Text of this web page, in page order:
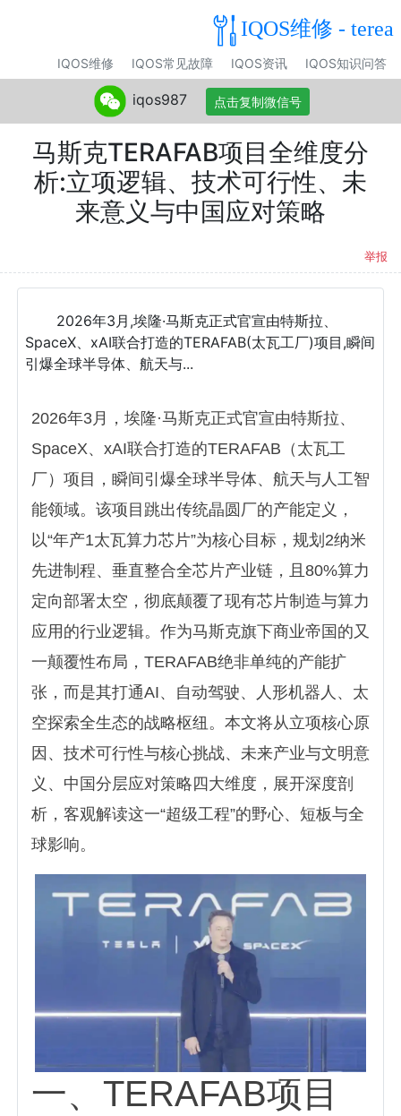
IQOS维修 - terea
IQOS维修 IQOS常见故障 IQOS资讯 IQOS知识问答
马斯克TERAFAB项目全维度分
析:立项逻辑、技术可行性、未
来意义与中国应对策略
举报
2026年3月,埃隆·马斯克正式官宣由特斯拉、
SpaceX、xAI联合打造的TERAFAB(太瓦工厂)项目,瞬间
引爆全球半导体、航天与...
2026年3月，埃隆·马斯克正式官宣由特斯拉、
SpaceX、xAI联合打造的TERAFAB（太瓦工
厂）项目，瞬间引爆全球半导体、航天与人工智
能领域。该项目跳出传统晶圆厂的产能定义，
以“年产1太瓦算力芯片”为核心目标，规划2纳米
先进制程、垂直整合全芯片产业链，且80%算力
定向部署太空，彻底颠覆了现有芯片制造与算力
应用的行业逻辑。作为马斯克旗下商业帝国的又
一颠覆性布局，TERAFAB绝非单纯的产能扩
张，而是其打通AI、自动驾驶、人形机器人、太
空探索全生态的战略枢纽。本文将从立项核心原
因、技术可行性与核心挑战、未来产业与文明意
义、中国分层应对策略四大维度，展开深度剖
析，客观解读这一“超级工程”的野心、短板与全
球影响。
一、TERAFAB项目
iqos987 点击复制微信号